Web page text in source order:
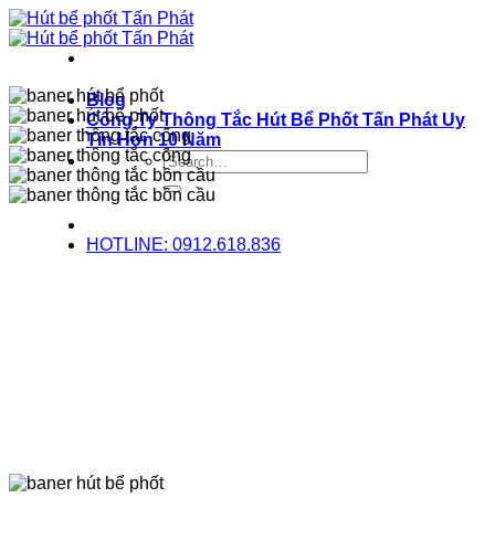
Bỏ
qua
Blog
Công Ty Thông Tắc Hút Bể Phốt Tấn Phát Uy
Tín Hơn 10 Năm
HOTLINE: 0912.618.836